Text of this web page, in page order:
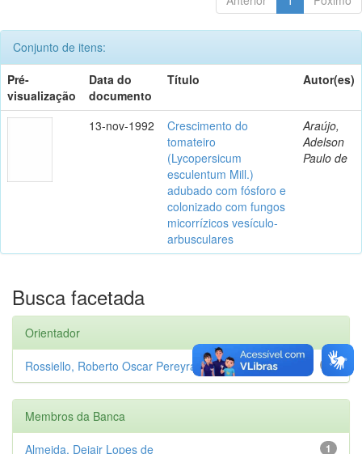
Conjunto de itens:
Pré-
visualização
Data do
documento
Título Autor(es)
13-nov-1992
Crescimento do
tomateiro
(Lycopersicum
esculentum Mill.)
adubado com fósforo e
colonizado com fungos
micorrízicos vesículo-
arbusculares
Araújo,
Adelson
Paulo de
Busca facetada
Orientador
1
Rossiello, Roberto Oscar Pereyra
Membros da Banca
1
Almeida, Dejair Lopes de